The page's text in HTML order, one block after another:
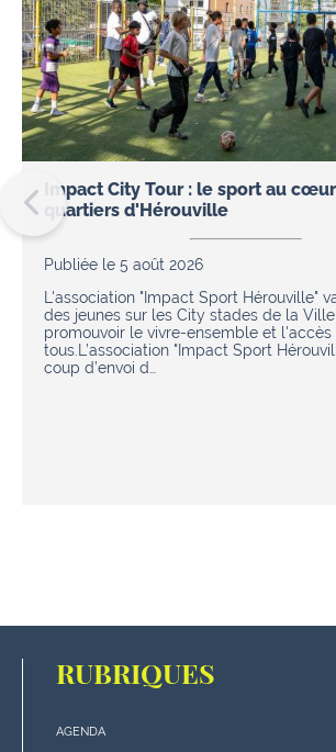
Impact City Tour : le sport au
quartiers d'Hérouville
Publiée le 5 août 2026
L'association "Impact Sport Hérouville"
des jeunes sur les City stades de la
promouvoir le vivre-ensemble et
tous.L’association "Impact Sport
coup d’envoi d…
RUBRIQUES
AGENDA